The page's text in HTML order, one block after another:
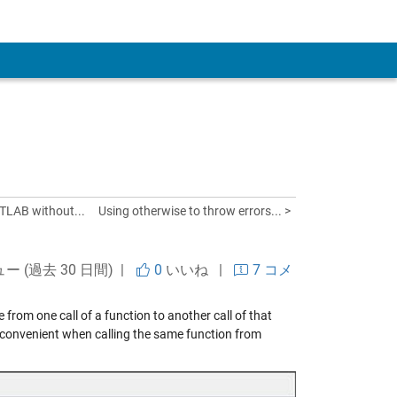
without... Using otherwise to throw errors... >
ー (過去 30 日間) | 0 いいね| 7 コメ
from one call of a function to another call of that
when calling the same function from